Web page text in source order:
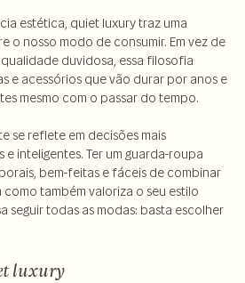
estética, quiet luxury traz uma
o nosso modo de consumir. Em vez de
duvidosa, essa filosofia
e acessórios que vão durar por anos e
mesmo com o passar do tempo.
se reflete em decisões mais
inteligentes. Ter um guarda-roupa
bem-feitas e fáceis de combinar
também valoriza o seu estilo
seguir todas as modas: basta escolher
luxury